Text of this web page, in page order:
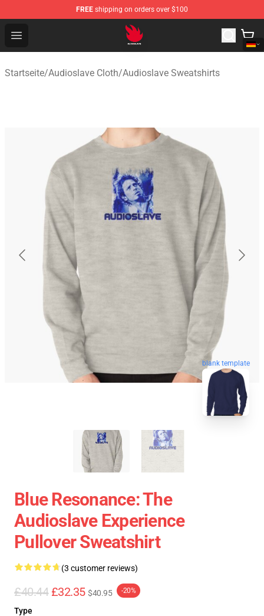
FREE shipping on orders over $100
Open menu
Audioslave Store - Official Audioslave Merchandise Shop
Startseite/Audioslave Cloth/Audioslave Sweatshirts
blank template
Blue Resonance: The
Audioslave Experience
Pullover Sweatshirt
(3 customer reviews)
£40.44 £32.35 $40.95 -20%
Type